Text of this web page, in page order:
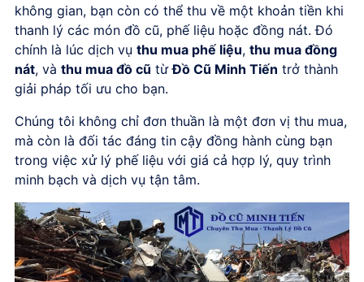
không gian, bạn còn có thể thu về một khoản tiền khi
thanh lý các món đồ cũ, phế liệu hoặc đồng nát. Đó
chính là lúc dịch vụ thu mua phế liệu, thu mua đồng
nát, và thu mua đồ cũ từĐồ Cũ Minh Tiến trở thành
giải pháp tối ưu cho bạn.
Chúng tôi không chỉ đơn thuần là một đơn vị thu mua,
mà còn là đối tác đáng tin cậy đồng hành cùng bạn
trong việc xử lý phế liệu với giá cả hợp lý, quy trình
minh bạch và dịch vụ tận tâm.